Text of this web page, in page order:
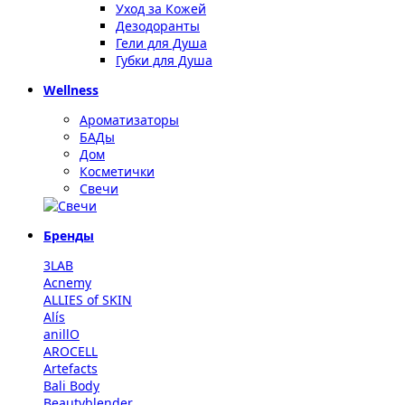
Уход за Кожей
Дезодоранты
Гели для Душа
Губки для Душа
Wellness
Ароматизаторы
БАДы
Дом
Косметички
Свечи
Бренды
3LAB
Acnemy
ALLIES of SKIN
Alís
anillO
AROCELL
Artefacts
Bali Body